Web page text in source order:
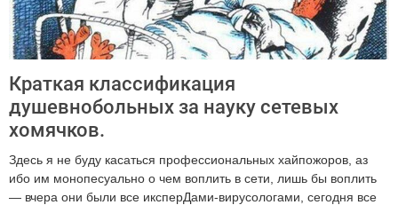
Краткая классификация
душевнобольных за науку сетевых
хомячков.
Здесь я не буду касаться профессиональных хайпожоров, аз
ибо им монопесуально о чем воплить в сети, лишь бы воплить
— вчера они были все иксперДами-вирусологами, сегодня все